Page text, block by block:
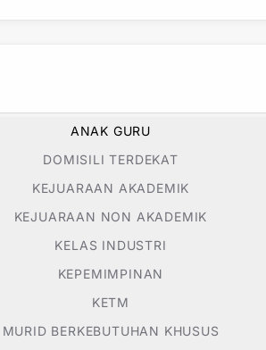
ANAK GURU
DOMISILI TERDEKAT
KEJUARAAN AKADEMIK
KEJUARAAN NON AKADEMIK
KELAS INDUSTRI
KEPEMIMPINAN
KETM
MURID BERKEBUTUHAN KHUSUS